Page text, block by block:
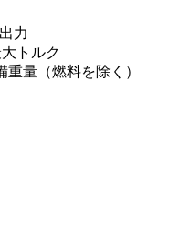
力
トルク
重量（燃料を除く）